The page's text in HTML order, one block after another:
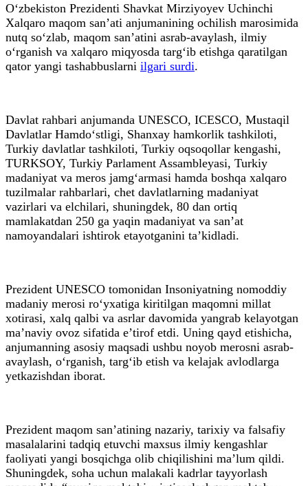
O‘zbekiston Prezidenti Shavkat Mirziyoyev Uchinchi
Xalqaro maqom san’ati anjumanining ochilish marosimida
nutq so‘zlab, maqom san’atini asrab-avaylash, ilmiy
o‘rganish va xalqaro miqyosda targ‘ib etishga qaratilgan
qator yangi tashabbuslarni ilgari surdi.
Davlat rahbari anjumanda UNESCO, ICESCO, Mustaqil
Davlatlar Hamdo‘stligi, Shanxay hamkorlik tashkiloti,
Turkiy davlatlar tashkiloti, Turkiy oqsoqollar kengashi,
TURKSOY, Turkiy Parlament Assambleyasi, Turkiy
madaniyat va meros jamg‘armasi hamda boshqa xalqaro
tuzilmalar rahbarlari, chet davlatlarning madaniyat
vazirlari va elchilari, shuningdek, 80 dan ortiq
mamlakatdan 250 ga yaqin madaniyat va san’at
namoyandalari ishtirok etayotganini ta’kidladi.
Prezident UNESCO tomonidan Insoniyatning nomoddiy
madaniy merosi ro‘yxatiga kiritilgan maqomni millat
xotirasi, xalq qalbi va asrlar davomida yangrab kelayotgan
ma’naviy ovoz sifatida e’tirof etdi. Uning qayd etishicha,
anjumanning asosiy maqsadi ushbu noyob merosni asrab-
avaylash, o‘rganish, targ‘ib etish va kelajak avlodlarga
yetkazishdan iborat.
Prezident maqom san’atining nazariy, tarixiy va falsafiy
masalalarini tadqiq etuvchi maxsus ilmiy kengashlar
faoliyati yangi bosqichga olib chiqilishini ma’lum qildi.
Shuningdek, soha uchun malakali kadrlar tayyorlash